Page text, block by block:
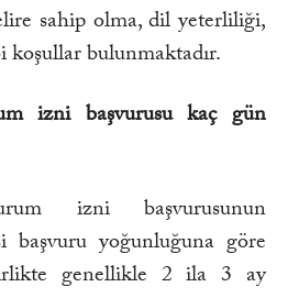
sahip olma, dil yeterliliği,
koşullar bulunmaktadır.
izni başvurusu kaç gün
izni başvurusunun
başvuru yoğunluğuna göre
genellikle 2 ila 3 ay